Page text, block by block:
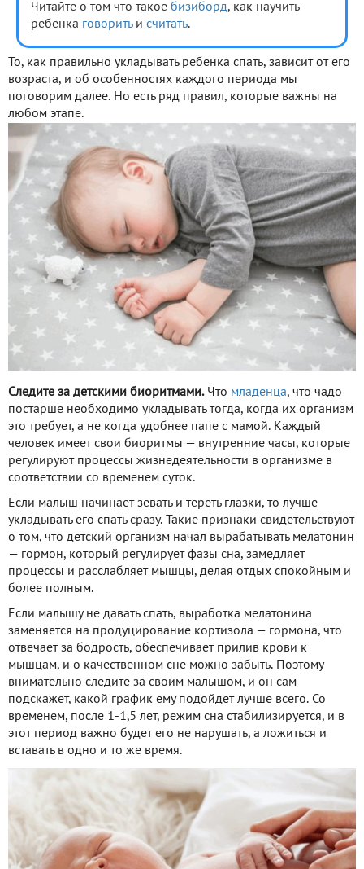
Читайте о том что такое бизиборд, как научить
ребенка говоритьи считать.
То, как правильно укладывать ребенка спать, зависит от его
возраста, и об особенностях каждого периода мы
поговорим далее. Но есть ряд правил, которые важны на
любом этапе.
Следите за детскими биоритмами. Что младенца, что чадо
постарше необходимо укладывать тогда, когда их организм
это требует, а не когда удобнее папе с мамой. Каждый
человек имеет свои биоритмы — внутренние часы, которые
регулируют процессы жизнедеятельности в организме в
соответствии со временем суток.
Если малыш начинает зевать и тереть глазки, то лучше
укладывать его спать сразу. Такие признаки свидетельствуют
о том, что детский организм начал вырабатывать мелатонин
— гормон, который регулирует фазы сна, замедляет
процессы и расслабляет мышцы, делая отдых спокойным и
более полным.
Если малышу не давать спать, выработка мелатонина
заменяется на продуцирование кортизола — гормона, что
отвечает за бодрость, обеспечивает прилив крови к
мышцам, и о качественном сне можно забыть. Поэтому
внимательно следите за своим малышом, и он сам
подскажет, какой график ему подойдет лучше всего. Со
временем, после 1-1,5 лет, режим сна стабилизируется, и в
этот период важно будет его не нарушать, а ложиться и
вставать в одно и то же время.